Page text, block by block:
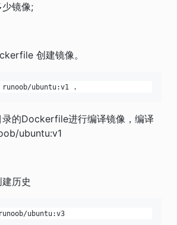
镜像;
创建镜像。
录的Dockerfile进行编译镜像，编译
ubuntu:v1
历史